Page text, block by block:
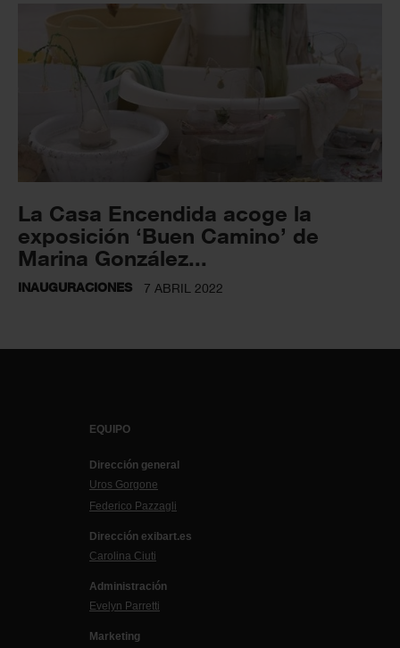
La Casa Encendida acoge la
exposición ‘Buen Camino’ de
Marina González...
INAUGURACIONES 7 ABRIL 2022
EQUIPO
Dirección general
Uros Gorgone
Federico Pazzagli
Dirección exibart.es
Carolina Ciuti
Administración
Evelyn Parretti
Marketing